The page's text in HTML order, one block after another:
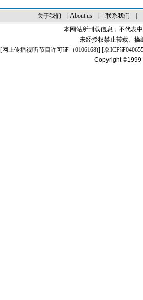
关于我们 About us| 联系我们
本网站所刊载信息，不代表
未经授权禁止转载、摘
[网上传播视听节目许可证（0106168)] [京ICP证
Copyright